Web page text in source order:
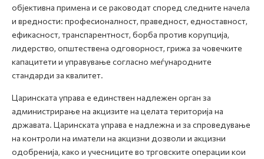
објективна примена и се раководат според следните начела
и вредности: професионалност, праведност, едноставност,
ефикасност, транспарентност, борба против корупција,
лидерство, општествена одговорност, грижа за човечките
капацитети и управување согласно меѓународните
стандарди за квалитет.
Царинската управа е единствен надлежен орган за
администрирање на акцизите на целата територија на
државата. Царинската управа е надлежна и за спроведување
на контроли на иматели на акцизни дозволи и акцизни
одобренија, како и учесниците во трговските операции кои